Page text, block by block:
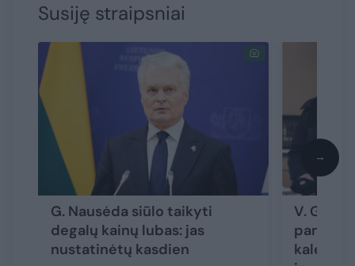
Susiję straipsniai
G. Nausėda siūlo taikyti
degalų kainų lubas: jas
nustatinėtų kasdien
V.
→